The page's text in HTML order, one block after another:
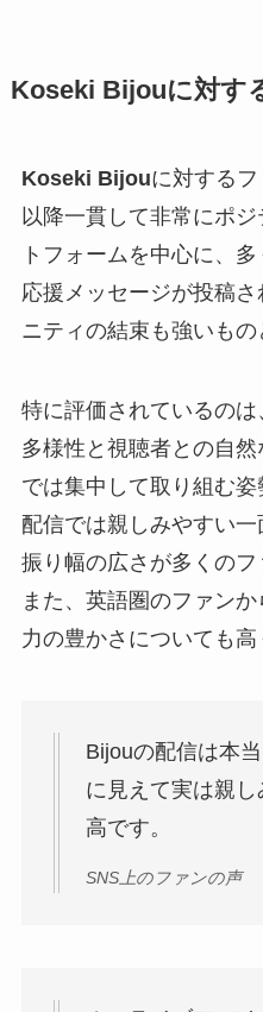
Koseki Bijouに対す
Koseki Bijouに対する
以降一貫して非常にポ
トフォームを中心に、
応援メッセージが投稿
ニティの結束も強いもの
特に評価されているの
多様性と視聴者との自
では集中して取り組む
配信では親しみやすい
振り幅の広さが多くのフ
また、英語圏のファン
力の豊かさについても高
Bijouの配信は本
に見えて実は親
高です。
SNS上のファンの声